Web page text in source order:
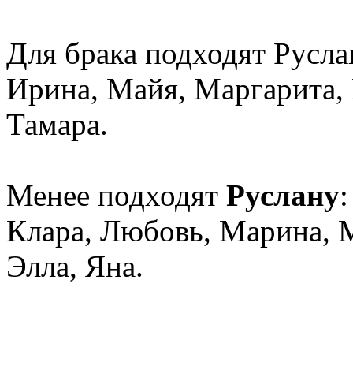
Для брака подходят
Ирина, Майя, Маргарита,
Тамара.
Менее подходят Руслану
Клара, Любовь, Марина,
Элла, Яна.